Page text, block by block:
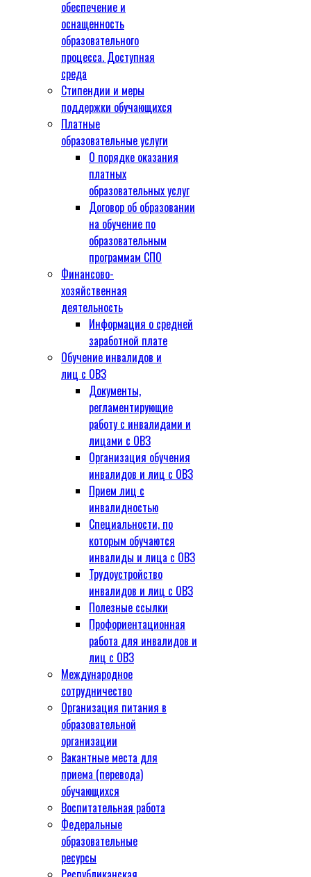
обеспечение и
оснащенность
образовательного
процесса. Доступная
среда
Стипендии и меры
поддержки обучающихся
Платные
образовательные услуги
О порядке оказания
платных
образовательных услуг
Договор об образовании
на обучение по
образовательным
программам СПО
Финансово-
хозяйственная
деятельность
Информация о средней
заработной плате
Обучение инвалидов и
лиц с ОВЗ
Документы,
регламентирующие
работу с инвалидами и
лицами с ОВЗ
Организация обучения
инвалидов и лиц с ОВЗ
Прием лиц с
инвалидностью
Специальности, по
которым обучаются
инвалиды и лица с ОВЗ
Трудоустройство
инвалидов и лиц с ОВЗ
Полезные ссылки
Профориентационная
работа для инвалидов и
лиц с ОВЗ
Международное
сотрудничество
Организация питания в
образовательной
организации
Вакантные места для
приема (перевода)
обучающихся
Воспитательная работа
Федеральные
образовательные
ресурсы